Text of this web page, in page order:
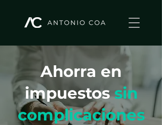
Ahorra en
impuestossin
complicaciones